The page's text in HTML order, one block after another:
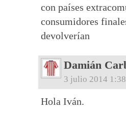
con países
consumidores
devolverían
Damián
3 julio 2014 1:38
Hola Iván.